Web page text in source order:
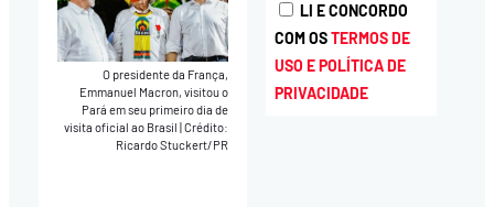
O presidente da França,
Emmanuel Macron, visitou o
Pará em seu primeiro dia de
visita oficial ao Brasil|Crédito:
Ricardo Stuckert/PR
LI E CONCORDO
COM OSTERMOS DE
USO E POLÍTICA DE
PRIVACIDADE